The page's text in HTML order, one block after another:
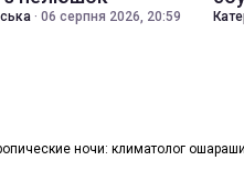
· 06 серпня 2026, 20:59
ночи: климатолог